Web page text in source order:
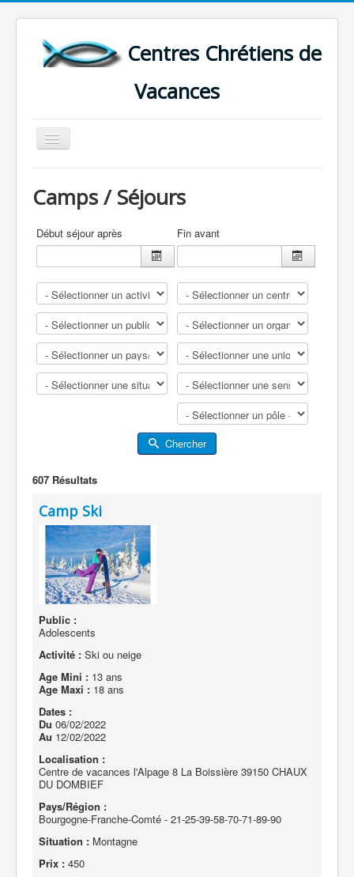
Centres Chrétiens de
Vacances
Basculer
la
CARTE DES CENTRES DE VACANCES .
LISTE DES SEJOURS DE VACANCES 2026
Camps / Séjours
Début séjour après Fin avant
Chercher
607 Résultats
Camp Ski
Public :
Adolescents
Activité : Ski ou neige
Age Mini : 13 ans
Age Maxi : 18 ans
Dates :
Du 06/02/2022
Au 12/02/2022
Localisation :
Centre de vacances l'Alpage 8 La Boissière 39150 CHAUX
DU DOMBIEF
Pays/Région :
Bourgogne-Franche-Comté - 21-25-39-58-70-71-89-90
Situation : Montagne
Prix : 450